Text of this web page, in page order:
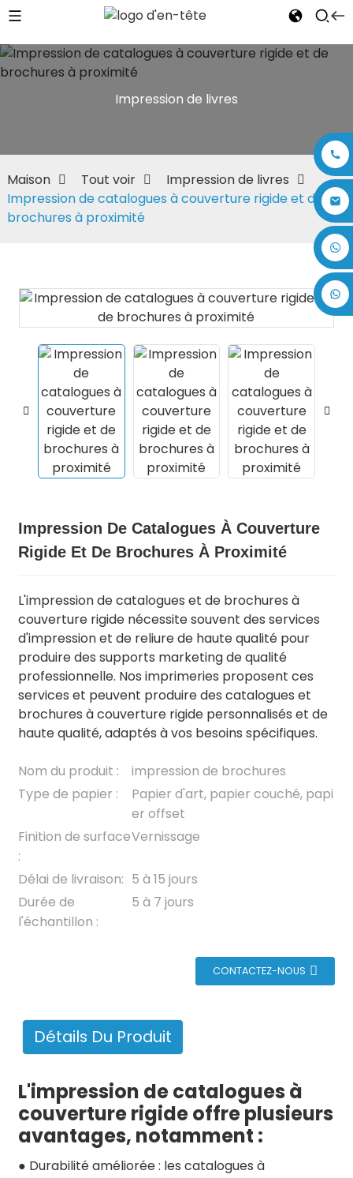
Impression de livres
Maison Tout voir
Impression de livres
Impression de catalogues à couverture rigide et de
brochures à proximité
Impression De Catalogues À Couverture
Rigide Et De Brochures À Proximité
L'impression de catalogues et de brochures à
couverture rigide nécessite souvent des services
d'impression et de reliure de haute qualité pour
produire des supports marketing de qualité
professionnelle. Nos imprimeries proposent ces
services et peuvent produire des catalogues et
brochures à couverture rigide personnalisés et de
haute qualité, adaptés à vos besoins spécifiques.
Nom du produit :
impression de brochures
Type de papier :
Papier d'art, papier couché, papi
er offset
Finition de surface
:
Vernissage
Délai de livraison: 5 à 15 jours
Durée de
l'échantillon :
5 à 7 jours
CONTACTEZ-NOUS
Détails Du Produit
L'impression de catalogues à
couverture rigide offre plusieurs
avantages, notamment :
● Durabilité améliorée : les catalogues à